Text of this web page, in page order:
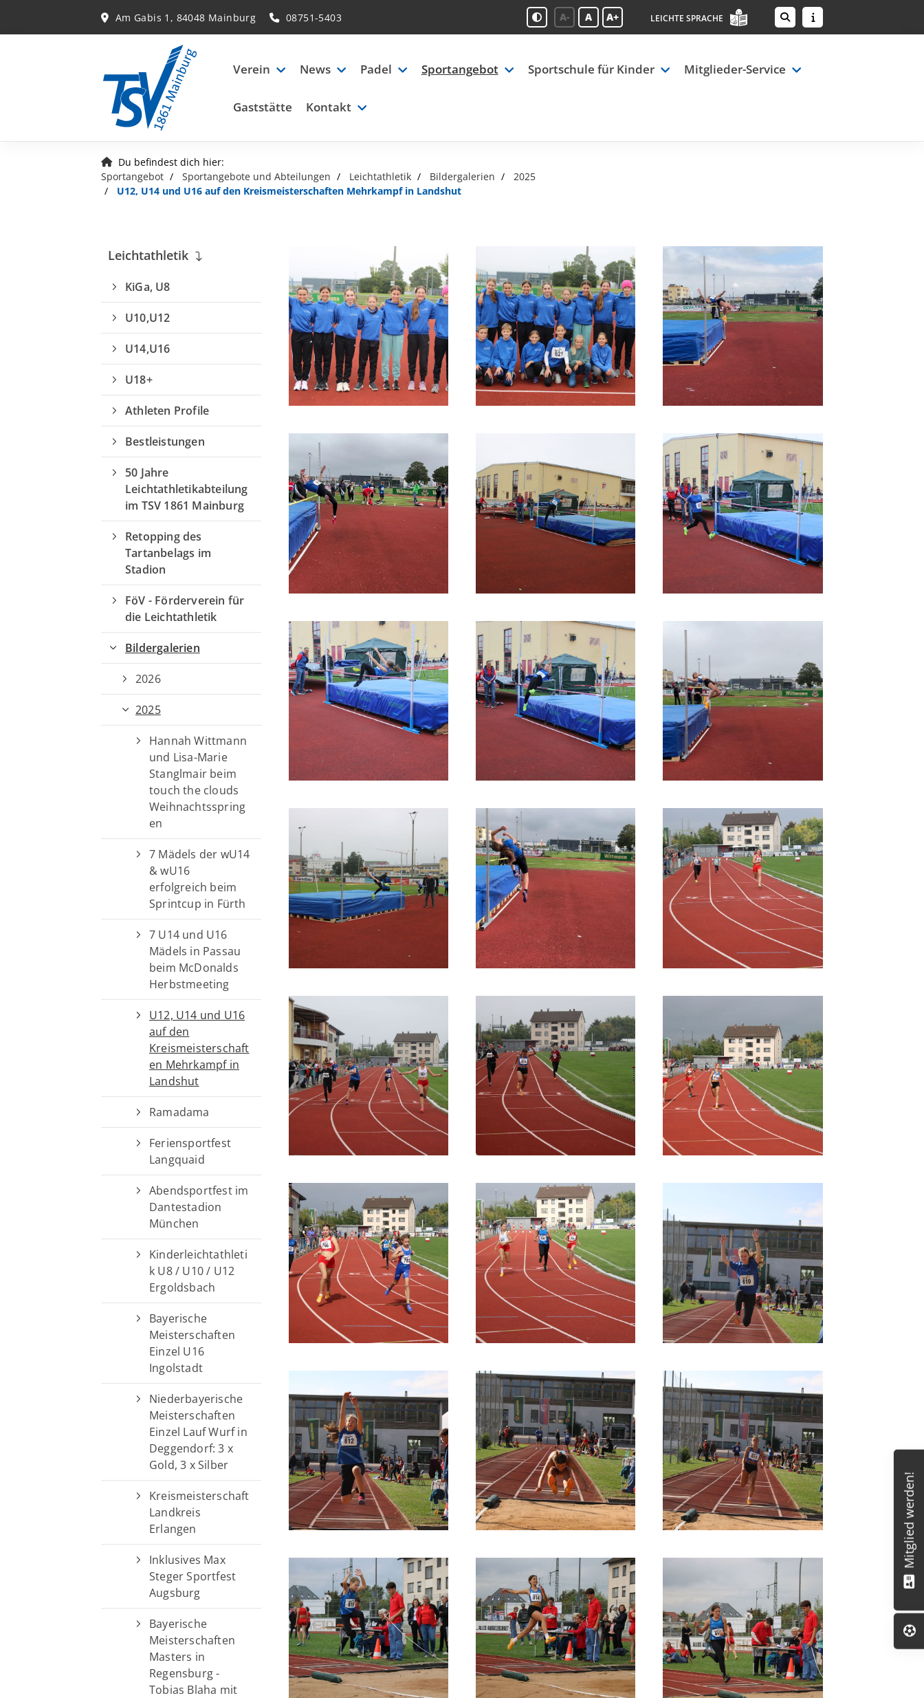
Am Gabis 1, 84048 Mainburg 08751-5403 A- A A+ LEICHTE SPRACHE
Verein News Padel Sportangebot Sportschule für Kinder Mitglieder-Service
Gaststätte Kontakt
Du befindest dich hier:
Sportangebot
Sportangebote und Abteilungen Leichtathletik Bildergalerien
2025
U12, U14 und U16 auf den Kreismeisterschaften Mehrkampf in Landshut
Leichtathletik
KiGa, U8
U10,U12
U14,U16
U18+
Athleten Profile
Bestleistungen
50 Jahre
Leichtathletikabteilung
im TSV 1861 Mainburg
Retopping des
Tartanbelags im
Stadion
FöV - Förderverein für
die Leichtathletik
Bildergalerien
2026
2025
Hannah Wittmann
und Lisa-Marie
Stanglmair beim
touch the clouds
Weihnachtsspring
en
7 Mädels der wU14
& wU16
erfolgreich beim
Sprintcup in Fürth
7 U14 und U16
Mädels in Passau
beim McDonalds
Herbstmeeting
U12, U14 und U16
auf den
Kreismeisterschaft
en Mehrkampf in
Landshut
Ramadama
Feriensportfest
Langquaid
Abendsportfest im
Dantestadion
München
Kinderleichtathleti
k U8 / U10 / U12
Ergoldsbach
Bayerische
Meisterschaften
Einzel U16
Ingolstadt
Niederbayerische
Meisterschaften
Einzel Lauf Wurf in
Deggendorf: 3 x
Gold, 3 x Silber
Kreismeisterschaft
Landkreis
Erlangen
Inklusives Max
Steger Sportfest
Augsburg
Bayerische
Meisterschaften
Masters in
Regensburg -
Tobias Blaha mit
Mitglied werden!
Quicklinks
Sportangebote finden
Unser Sportangebot
Sportsuche
Ausfälle und Vertretungen
Deutsches Sportabzeichen
Mitglieder-Service
Alles zur Mitgliedschaft
Downloads
Termine
Fragen & Antworten
Geschäftsstelle
TSV 1861 Mainburg e.V.
Am Gabis 1
84048 Mainburg
08751-5403
info@tsv-mainburg.de